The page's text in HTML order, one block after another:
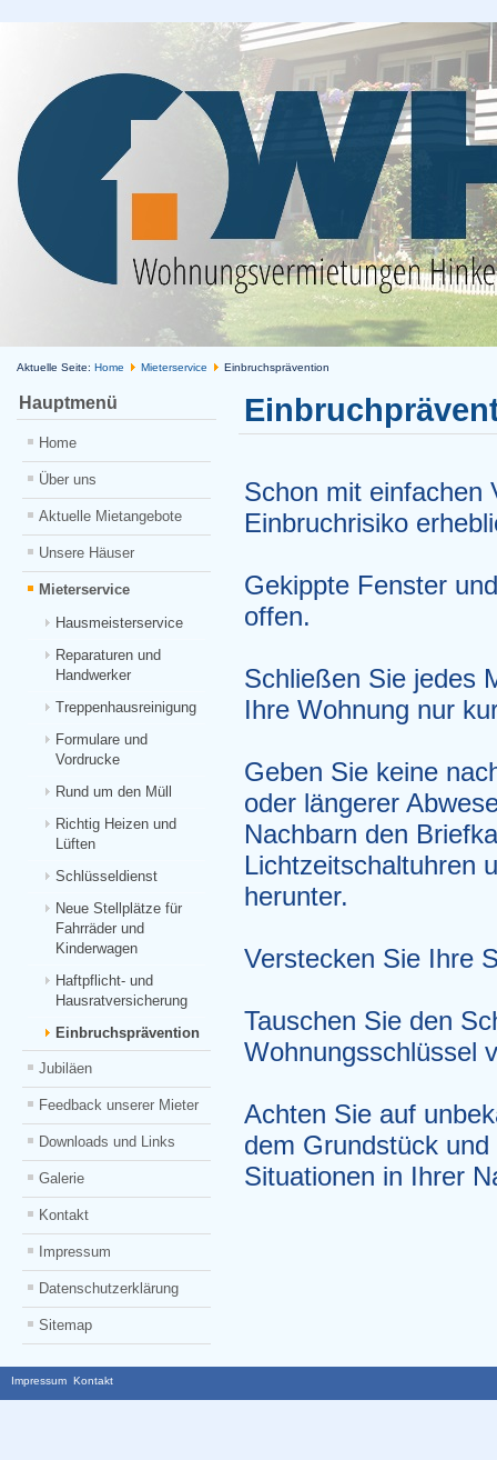
Aktuelle Seite: Home Mieterservice Einbruchsprävention
Hauptmenü
Home
Über uns
Aktuelle Mietangebote
Unsere Häuser
Mieterservice
Hausmeisterservice
Reparaturen und
Handwerker
Treppenhausreinigung
Formulare und
Vordrucke
Rund um den Müll
Richtig Heizen und
Lüften
Schlüsseldienst
Neue Stellplätze für
Fahrräder und
Kinderwagen
Haftpflicht- und
Hausratversicherung
Einbruchsprävention
Jubiläen
Feedback unserer Mieter
Downloads und Links
Galerie
Kontakt
Impressum
Datenschutzerklärung
Sitemap
Schon mit einfachen
Einbruchrisiko
Gekippte Fenster
offen.
Schließen Sie jedes
Ihre Wohnung nur
Geben Sie keine
oder längerer
Nachbarn den
Lichtzeitschaltuhren
herunter.
Verstecken Sie Ihre
Tauschen Sie den
Wohnungsschlüssel
Achten Sie auf
dem Grundstück
Situationen in Ihrer
Impressum Kontakt